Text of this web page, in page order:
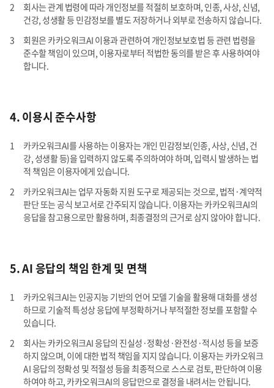
회사는 관계 법령에 따라 개인정보를 적절히 보호하며, 인종, 사상, 신념,
건강, 성생활 등 민감정보를 별도 저장하거나 외부로 전송하지 않습니다.
회원은 카카오워크AI 이용과 관련하여 개인정보보호법 등 관련 법령을
준수할 책임이 있으며, 이용자로부터 적법한 동의를 받은 후 사용하여야
합니다.
4. 이용시 준수사항
카카오워크AI를 사용하는 이용자는 개인 민감정보(인종, 사상, 신념, 건
강, 성생활 등)을 입력하지 않도록 주의하여야 하며, 입력시 발생하는 법
적 책임은 이용자에게 있습니다.
카카오워크AI는 업무 자동화 지원 도구로 제공되는 것으로, 법적·계약적
판단 또는 공식 보고서로 간주되지 않습니다. 이용자는 카카오워크AI의
응답을 참고용으로만 활용하며, 최종결정의 근거로 삼지 않아야 합니다.
5. AI 응답의 책임 한계 및 면책
카카오워크AI는 인공지능 기반의 언어 모델 기술을 활용해 대화를 생성
하므로 기술적 특성상 응답에 부정확하거나 부적절한 정보를 포함할 수
있습니다.
회사는 카카오워크AI 응답의 진실성·정확성·완전성·적시성 등을 보증
하지 않으며, 이에 대한 법적 책임을 지지 않습니다. 이용자는 카카오워크
AI 응답의 정확성 및 적절성 등을 최종적으로 스스로 검토, 판단하여 이용
하여야 하고, 카카오워크AI의 응답만으로 결정을 내려서는 안됩니다.